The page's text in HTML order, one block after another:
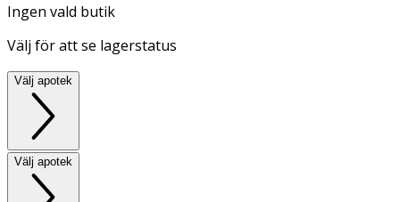
Ingen vald butik
Välj för att se lagerstatus
Välj apotek
Välj apotek